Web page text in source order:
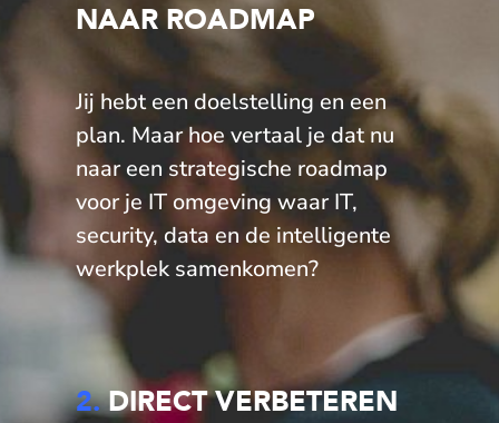
NAAR ROADMAP
Jij hebt een doelstelling en een
plan. Maar hoe vertaal je dat nu
naar een strategische roadmap
voor je IT omgeving waar IT,
security, data en de intelligente
werkplek samenkomen?
2.DIRECT VERBETEREN